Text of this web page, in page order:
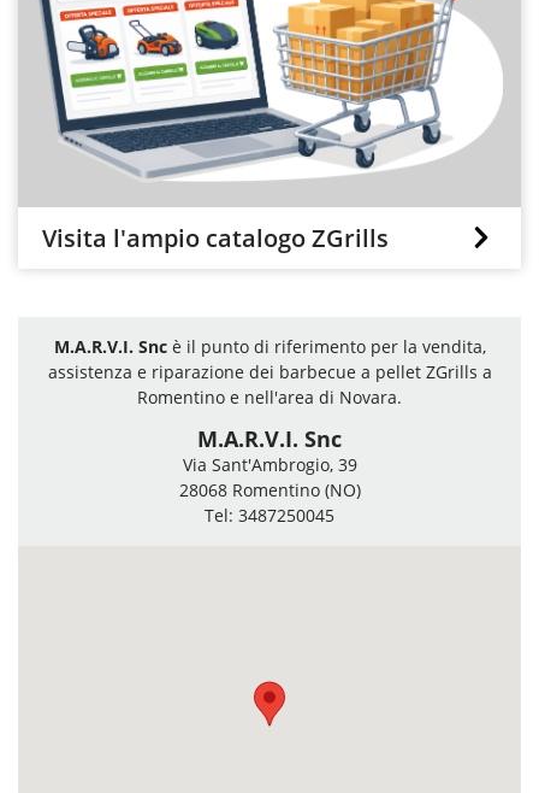
Visita l'ampio catalogo ZGrills
M.A.R.V.I. Sncè il punto di riferimento per la vendita,
assistenza e riparazione dei barbecue a pellet ZGrills a
Romentino e nell'area di Novara.
M.A.R.V.I. Snc
Via Sant'Ambrogio, 39
28068 Romentino (NO)
Tel: 3487250045